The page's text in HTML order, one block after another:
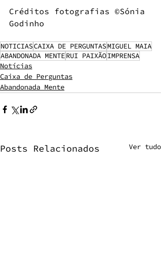
Créditos fotografias ©Sónia
Godinho
NOTICIASCAIXA DE PERGUNTASMIGUEL MAIA
ABANDONADA MENTERUI PAIXÃOIMPRENSA
Notícias
Caixa de Perguntas
Abandonada Mente
Posts Relacionados Ver tudo